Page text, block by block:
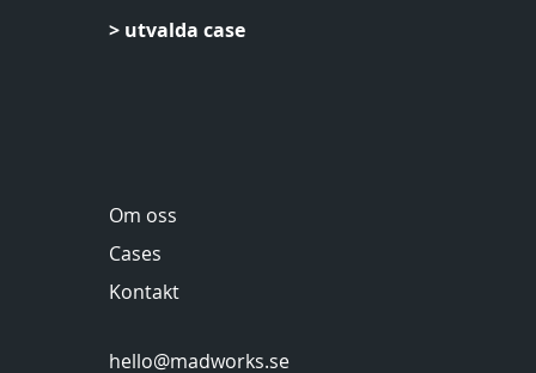
> utvalda case
Om oss
Cases
Kontakt
hello@madworks.se